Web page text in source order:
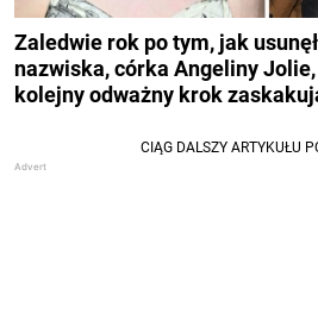
Zaledwie rok po tym, jak
nazwiska, córka Angeliny Jolie,
kolejny odważny krok